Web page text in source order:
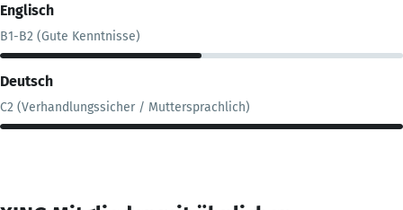
Englisch
B1-B2 (Gute Kenntnisse)
Deutsch
C2 (Verhandlungssicher / Muttersprachlich)